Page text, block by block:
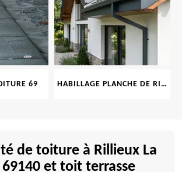
69 HABILLAGE PLANCHE DE RIVE 69
de toiture à Rillieux La
69140 et toit terrasse